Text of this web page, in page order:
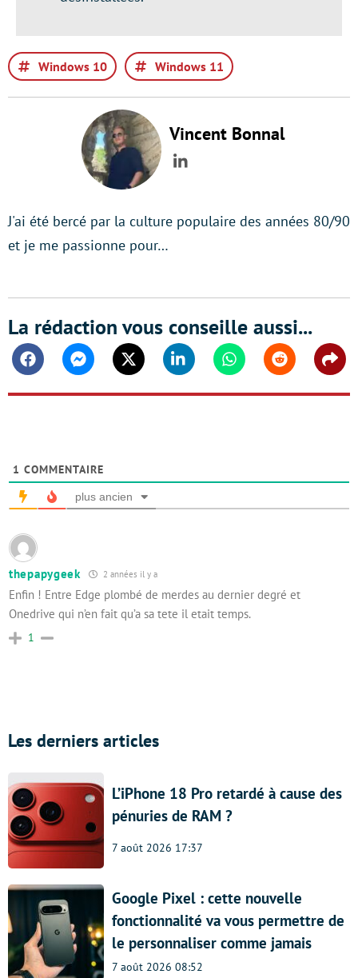
Windows 10 Windows 11
Vincent Bonnal
LinkedIn
J'ai été bercé par la culture populaire des années 80/90
et je me passionne pour…
La rédaction vous conseille aussi...
FacebookMessengerTwitter Linkedin WhatsappReddit
1 COMMENTAIRE
plus ancien
thepapygeek 2 années il y a
Enfin ! Entre Edge plombé de merdes au dernier degré et
Onedrive qui n’en fait qu’a sa tete il etait temps.
1
Les derniers articles
L’iPhone 18 Pro retardé à cause des
pénuries de RAM ?
7 août 2026 17:37
Google Pixel : cette nouvelle
fonctionnalité va vous permettre de
le personnaliser comme jamais
7 août 2026 08:52